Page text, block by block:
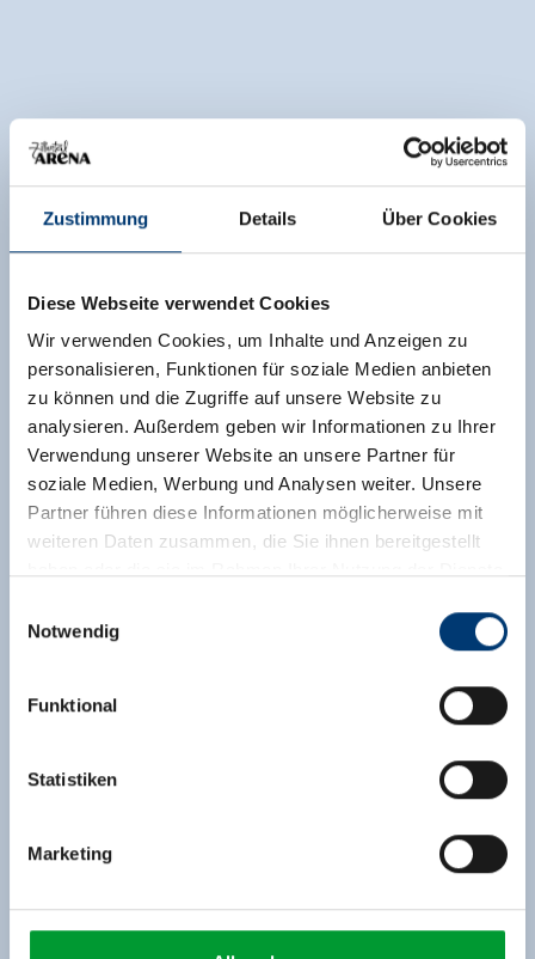
Zustimmung Details Über Cookies
Diese Webseite verwendet Cookies
Wir verwenden Cookies, um Inhalte und Anzeigen zu
personalisieren, Funktionen für soziale Medien anbieten
zu können und die Zugriffe auf unsere Website zu
analysieren. Außerdem geben wir Informationen zu Ihrer
Verwendung unserer Website an unsere Partner für
soziale Medien, Werbung und Analysen weiter. Unsere
Partner führen diese Informationen möglicherweise mit
weiteren Daten zusammen, die Sie ihnen bereitgestellt
Rohr 23// A-6280 Zell am Ziller
www.zillertalarena.com
Notwendig
Funktional
Statistiken
Marketing